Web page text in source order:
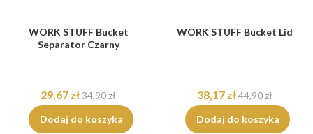
WORK STUFF Bucket
Separator Czarny
29,67 zł34,90 zł
Dodaj do koszyka
WORK STUFF Bucket Lid
38,17 zł44,90 zł
Dodaj do koszyka